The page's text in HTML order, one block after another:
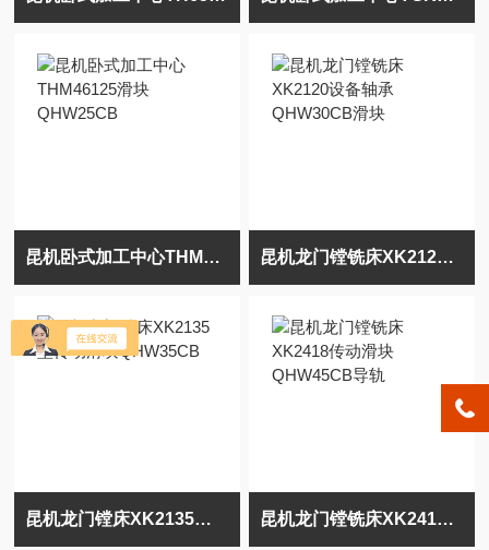
昆机卧式加工中心THM46125滑块QHW25CB 昆机龙门镗铣床XK2120设备轴承QHW30CB滑块
昆机龙门镗床XK2135型传动滑块QHW35CB 昆机龙门镗铣床XK2418传动滑块QHW45CB导轨